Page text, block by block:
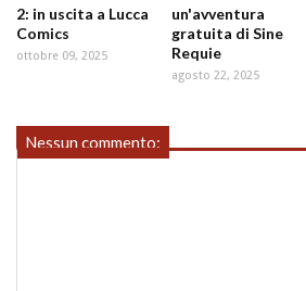
2: in uscita a Lucca
Comics
ottobre 09, 2025
un'avventura
gratuita di Sine
Requie
agosto 22, 2025
Nessun commento: